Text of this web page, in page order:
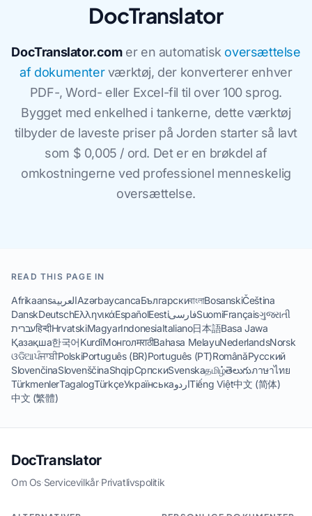
DocTranslator
DocTranslator.comer en automatisk oversættelse
af dokumenterværktøj, der konverterer enhver
PDF-, Word- eller Excel-fil til over 100 sprog.
Bygget med enkelhed i tankerne, dette værktøj
tilbyder de laveste priser på Jorden starter så lavt
som $ 0,005 / ord. Det er en brøkdel af
omkostningerne ved professionel menneskelig
oversættelse.
READ THIS PAGE IN
AfrikaansالعربيةAzərbaycancaБългарскиবাংলাBosanskiČeština
DanskDeutschΕλληνικάEspañolEestiفارسیSuomiFrançaisગુજરાતી
עבריתहिन्दीHrvatskiMagyarIndonesiaItaliano日本語Basa Jawa
Қазақша한국어KurdîМонголमराठीBahasa MelayuNederlandsNorsk
ଓଡିଆਪੰਜਾਬੀPolskiPortuguês (BR)Português (PT)RomânăРусский
SlovenčinaSlovenščinaShqipСрпскиSvenskaதமிழ்తెలుగుภาษาไทย
TürkmenlerTagalogTürkçeУкраїнськаاردوTiếng Việt中文 (简体)
中文 (繁體)
DocTranslator
Om Os·Servicevilkår·Privatlivspolitik